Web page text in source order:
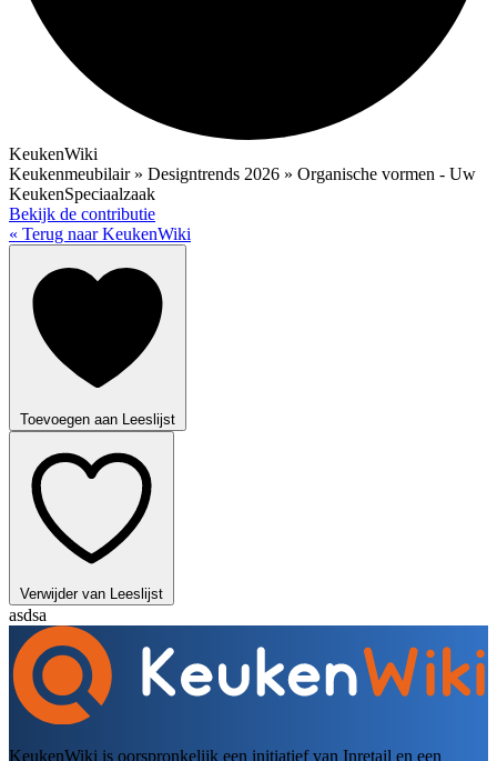
KeukenWiki
Keukenmeubilair » Designtrends 2026 » Organische vormen - Uw
KeukenSpeciaalzaak
Bekijk de contributie
« Terug naar KeukenWiki
Toevoegen aan Leeslijst
Verwijder van Leeslijst
asdsa
KeukenWiki is oorspronkelijk een initiatief van Inretail en een